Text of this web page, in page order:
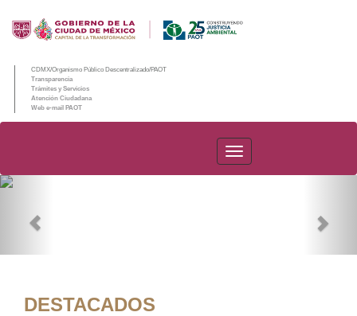
CDMX/Organismo Público Descentralizado/PAOT
Transparencia
Trámites y Servicios
Atención Ciudadana
Web e-mail PAOT
PAOT
DESTACADOS